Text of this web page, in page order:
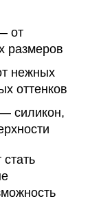
от
размеров
нежных
оттенков
силикон,